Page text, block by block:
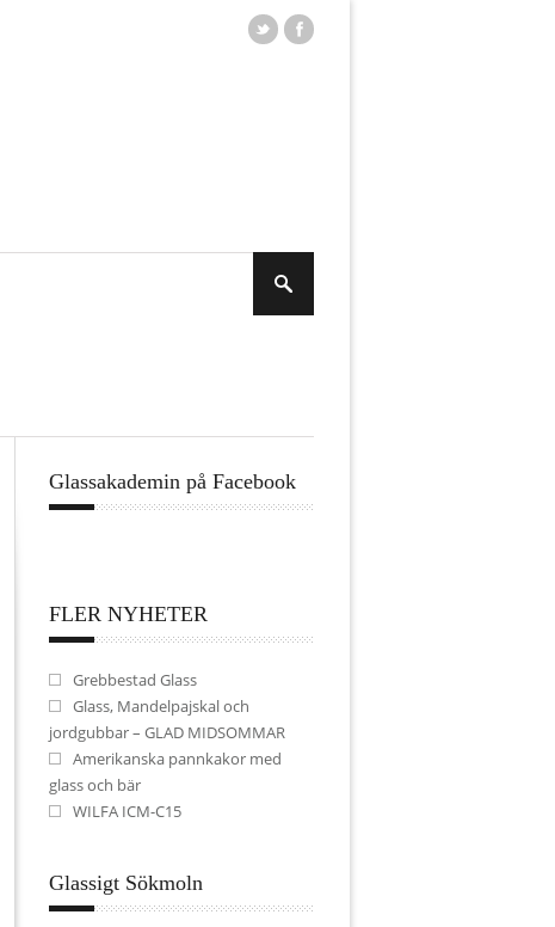
Glassakademin på Facebook
FLER NYHETER
Grebbestad Glass
Glass, Mandelpajskal och
jordgubbar – GLAD MIDSOMMAR
Amerikanska pannkakor med
glass och bär
WILFA ICM-C15
Glassigt Sökmoln